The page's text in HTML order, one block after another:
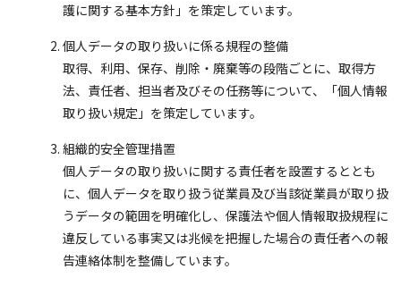
護に関する基本方針」を策定しています。
個人データの取り扱いに係る規程の整備
取得、利用、保存、削除・廃棄等の段階ごとに、取得方
法、責任者、担当者及びその任務等について、「個人情報
取り扱い規定」を策定しています。
組織的安全管理措置
個人データの取り扱いに関する責任者を設置するととも
に、個人データを取り扱う従業員及び当該従業員が取り扱
うデータの範囲を明確化し、保護法や個人情報取扱規程に
違反している事実又は兆候を把握した場合の責任者への報
告連絡体制を整備しています。